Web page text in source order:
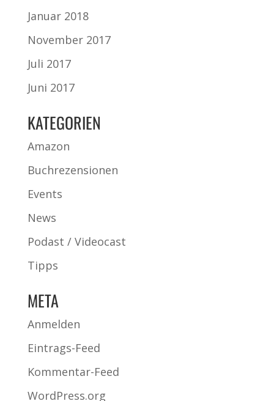
Januar 2018
November 2017
Juli 2017
Juni 2017
KATEGORIEN
Amazon
Buchrezensionen
Events
News
Podast / Videocast
Tipps
META
Anmelden
Eintrags-Feed
Kommentar-Feed
WordPress.org